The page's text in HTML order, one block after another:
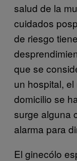
salud de la
cuidados
de riesgo
que se
un hospital,
domicilio se
surge alguna
alarma para
El ginecólo